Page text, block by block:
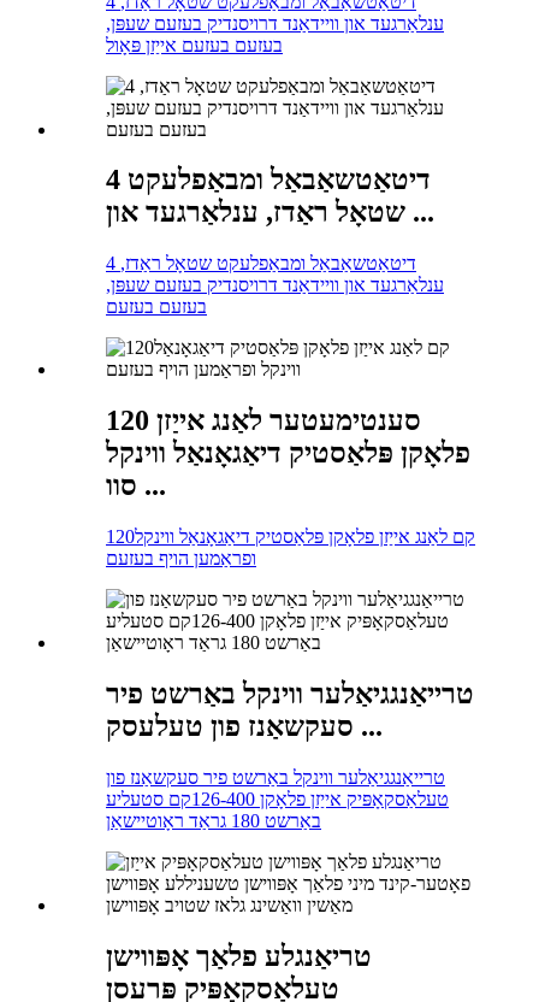
ענלאַרגעד און וויידאַנד דרויסנדיק בעזעם שעפּן,
בעזעם בעזעם אייַזן פּאָול
4 דיטאַטשאַבאַל ומבאַפלעקט
שטאָל ראַדז, ענלאַרגעד און ...
4 דיטאַטשאַבאַל ומבאַפלעקט שטאָל ראַדז,
ענלאַרגעד און וויידאַנד דרויסנדיק בעזעם שעפּן,
בעזעם בעזעם
120 סענטימעטער לאַנג אייַזן
פלאָקן פּלאַסטיק דיאַגאָנאַל ווינקל
סוו ...
120קם לאַנג אייַזן פלאָקן פּלאַסטיק דיאַגאָנאַל ווינקל
ופראַמען הויף בעזעם
טרייאַנגגיאַלער ווינקל באַרשט פיר
סעקשאַנז פון טעלעסק ...
טרייאַנגגיאַלער ווינקל באַרשט פיר סעקשאַנז פון
טעלאַסקאָפּיק אייַזן פלאָקן 126-400קם סטעליע
באַרשט 180 גראַד ראָוטיישאַן
טריאַנגלע פלאַך אָפּווישן
טעלאַסקאָפּיק פּרעסן